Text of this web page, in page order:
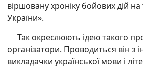
віршовану хроніку бойових дій на
України».
Так окреслюють ідею такого
організатори. Проводиться він з
викладачки української мови і